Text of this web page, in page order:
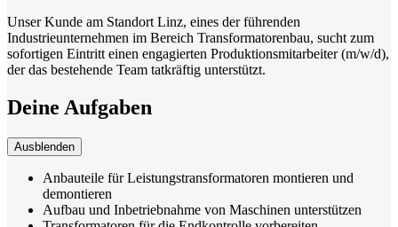
Unser Kunde am Standort Linz, eines der führenden
Industrieunternehmen im Bereich Transformatorenbau, sucht zum
sofortigen Eintritt einen engagierten Produktionsmitarbeiter (m/w/d),
der das bestehende Team tatkräftig unterstützt.
Deine Aufgaben
Ausblenden
Anbauteile für Leistungstransformatoren montieren und
demontieren
Aufbau und Inbetriebnahme von Maschinen unterstützen